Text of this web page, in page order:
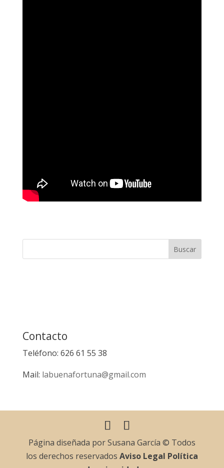
Contacto
Teléfono: 626 61 55 38
Mail: labuenafortuna@gmail.com
Página diseñada por Susana García © Todos
los derechos reservados Aviso Legal Política